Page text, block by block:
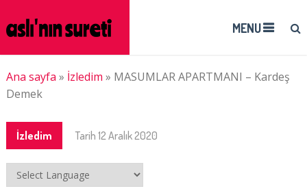
MENU
Ana sayfa » İzledim » MASUMLAR APARTMANI – Kardeş
Demek
İzledim Tarih 12 Aralık 2020